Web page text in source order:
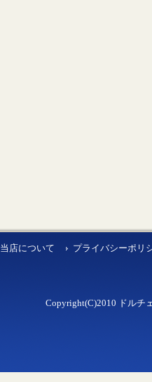
当店について プライバシーポリ
Copyright(C)2010 ドルチ